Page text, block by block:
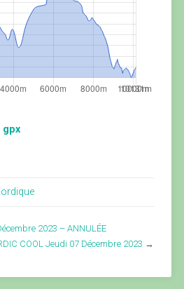
gpx
2023 – ANNULÉE
COOL Jeudi 07 Décembre 2023 →